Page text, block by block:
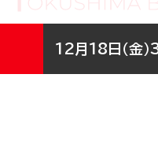
12月18日（金